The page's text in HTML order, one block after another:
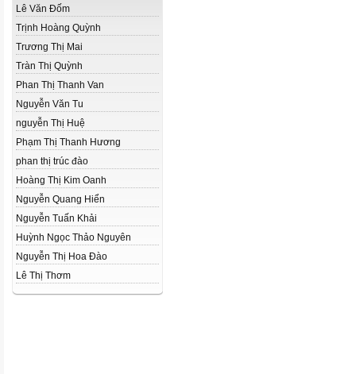
Lê Văn Đốm
Trịnh Hoàng Quỳnh
Trương Thị Mai
Tràn Thị Quỳnh
Phan Thị Thanh Van
Nguyễn Văn Tu
nguyễn Thị Huệ
Phạm Thị Thanh Hương
phan thị trúc đào
Hoàng Thị Kim Oanh
Nguyễn Quang Hiển
Nguyễn Tuấn Khải
Huỳnh Ngọc Thảo Nguyên
Nguyễn Thị Hoa Đào
Lê Thị Thơm